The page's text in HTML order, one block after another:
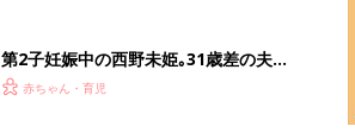
第2子妊娠中の西野未姫｡31歳差の夫･
極楽とんぼ山本の年齢を考えて､産後
赤ちゃん・育児